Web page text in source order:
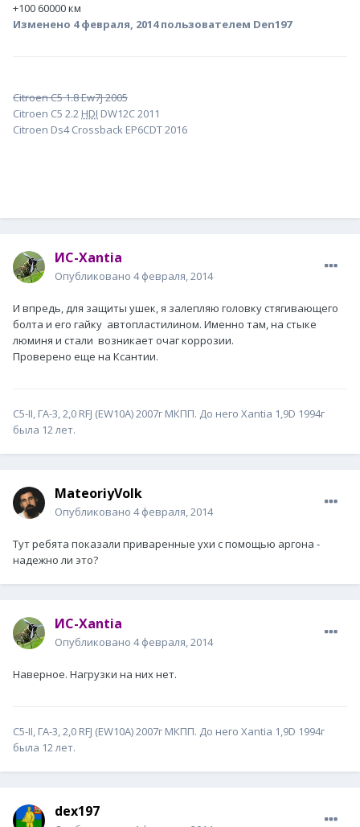
+100 60000 км
Изменено 4 февраля, 2014пользователем Den197
Citroen C5 1.8 Ew7J 2005
Citroen C5 2.2 HDI DW12C 2011
Citroen Ds4 Crossback EP6CDT 2016
ИС-Xantia
Опубликовано 4 февраля, 2014
И впредь, для защиты ушек, я залепляю головку стягивающего
болта и его гайку автопластилином. Именно там, на стыке
люминя и стали возникает очаг коррозии.
Проверено еще на Ксантии.
С5-II, ГА-3, 2,0 RFJ (EW10A) 2007г МКПП. До него Xantia 1,9D 1994г
была 12 лет.
MateoriyVolk
Опубликовано 4 февраля, 2014
Тут ребята показали приваренные ухи с помощью аргона -
надежно ли это?
ИС-Xantia
Опубликовано 4 февраля, 2014
Наверное. Нагрузки на них нет.
С5-II, ГА-3, 2,0 RFJ (EW10A) 2007г МКПП. До него Xantia 1,9D 1994г
была 12 лет.
dex197